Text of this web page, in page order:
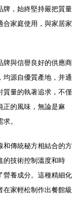
牌，始終堅持嚴把質量
合家庭使用，與家居家
牌與信譽良好的供應商
源自優質產地，并通
質量的執著追求，不僅
正的風味，無論是麻
。
和傳統秘方相結合的方
的技術控制溫度和時
營養成分。這種精細化
在家輕松制作出餐館級